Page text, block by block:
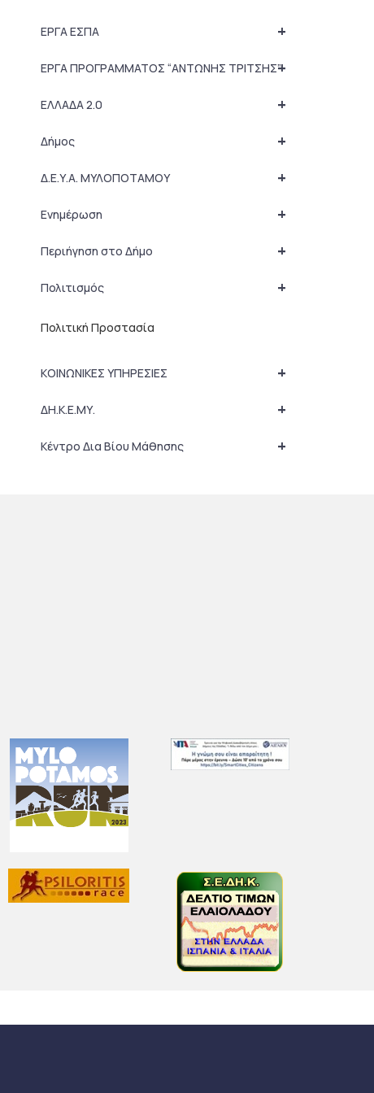
+
ΕΡΓΑ ΕΣΠΑ
+
ΕΡΓΑ ΠΡΟΓΡΑΜΜΑΤΟΣ “ΑΝΤΩΝΗΣ ΤΡΙΤΣΗΣ”
+
ΕΛΛΑΔΑ 2.0
+
Δήμος
+
Δ.Ε.Υ.Α. ΜΥΛΟΠΟΤΑΜΟΥ
+
Ενημέρωση
+
Περιήγηση στο Δήμο
+
Πολιτισμός
Πολιτική Προστασία
+
ΚΟΙΝΩΝΙΚΕΣ ΥΠΗΡΕΣΙΕΣ
+
ΔΗ.Κ.Ε.ΜΥ.
+
Κέντρο Δια Βίου Μάθησης